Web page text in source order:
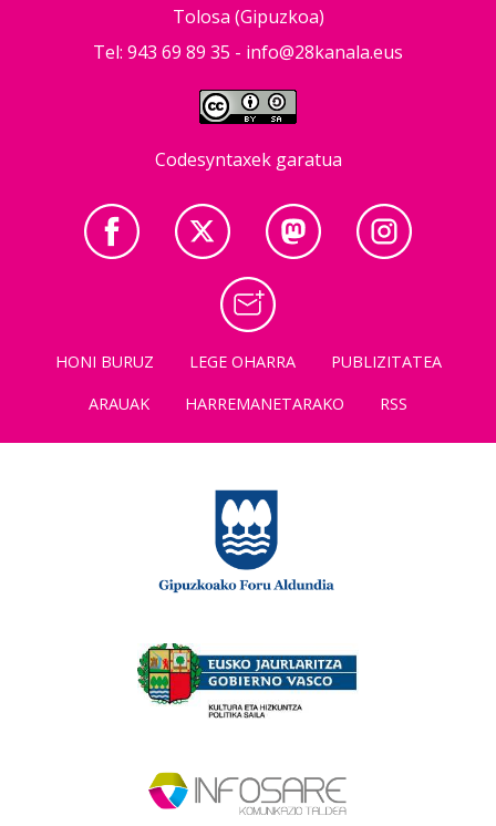
Tolosa (Gipuzkoa)
Tel: 943 69 89 35 - info@28kanala.eus
Codesyntaxek garatua
HONI BURUZ LEGE OHARRA
PUBLIZITATEA
ARAUAK
HARREMANETARAKO RSS